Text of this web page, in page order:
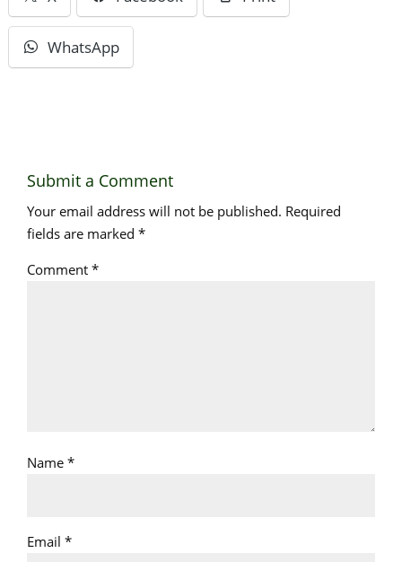
WhatsApp
Submit a Comment
Your email address will not be published. Required
fields are marked *
Comment *
Name *
Email *